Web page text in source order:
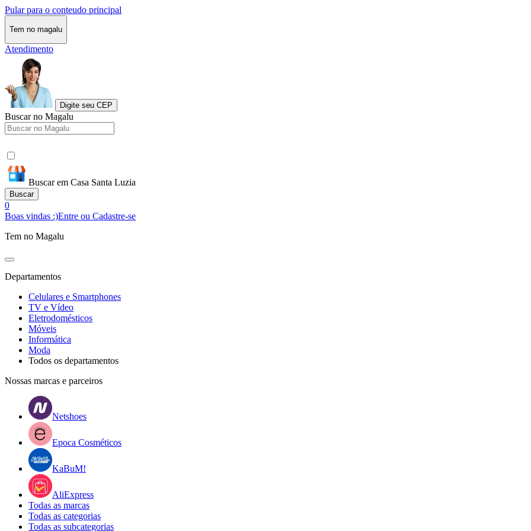
Pular para o conteudo principal
Tem no magalu
Atendimento
Digite seu CEP
Buscar no Magalu
Buscar em Casa Santa Luzia
Buscar
0
Boas vindas :)Entre ou Cadastre-se
Tem no Magalu
Departamentos
Celulares e Smartphones
TV e Vídeo
Eletrodomésticos
Móveis
Informática
Moda
Todos os departamentos
Nossas marcas e parceiros
Netshoes
Epoca Cosméticos
KaBuM!
AliExpress
Todas as marcas
Todas as categorias
Todas as subcategorias